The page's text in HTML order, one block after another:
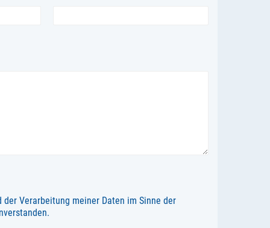
der Verarbeitung meiner Daten im Sinne der